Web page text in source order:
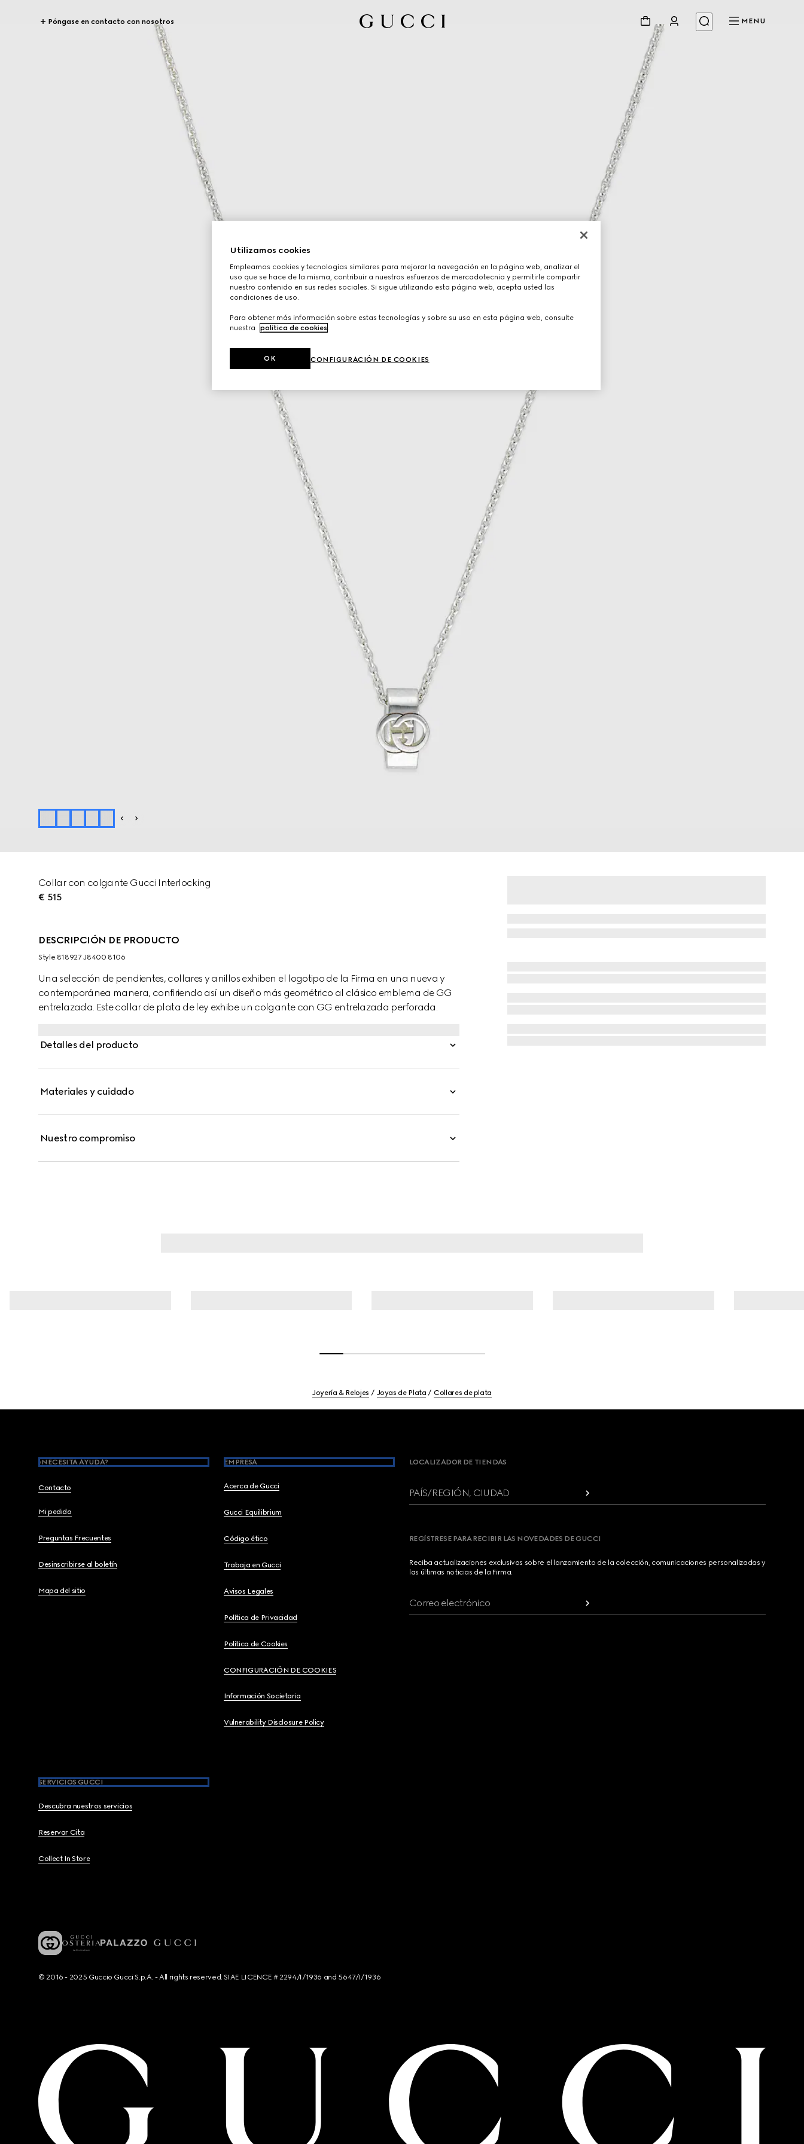
Póngase en contacto con nosotros MENU
Collar con colgante Gucci Interlocking
€ 515
DESCRIPCIÓN DE PRODUCTO
Style ‎818927 J8400 8106
Una selección de pendientes, collares y anillos exhiben el logotipo de la Firma en una nueva y
contemporánea manera, confiriendo así un diseño más geométrico al clásico emblema de GG
entrelazada. Este collar de plata de ley exhibe un colgante con GG entrelazada perforada.
Detalles del producto
Materiales y cuidado
Nuestro compromiso
Joyería & Relojes Joyas de Plata Collares de plata
¿NECESITA AYUDA?
Contacto
Mi pedido
Preguntas Frecuentes
Desinscribirse al boletín
Mapa del sitio
EMPRESA
Acerca de Gucci
Gucci Equilibrium
Código ético
Trabaja en Gucci
Avisos Legales
Política de Privacidad
Política de Cookies
CONFIGURACIÓN DE COOKIES
Información Societaria
Vulnerability Disclosure Policy
SERVICIOS GUCCI
Descubra nuestros servicios
Reservar Cita
Collect In Store
LOCALIZADOR DE TIENDAS
PAÍS/REGIÓN, CIUDAD
REGÍSTRESE PARA RECIBIR LAS NOVEDADES DE GUCCI
Reciba actualizaciones exclusivas sobre el lanzamiento de la colección, comunicaciones personalizadas y
las últimas noticias de la Firma.
Correo electrónico
© 2016 - 2025 Guccio Gucci S.p.A. - All rights reserved. SIAE LICENCE # 2294/I/1936 and 5647/I/1936
Utilizamos cookies
Empleamos cookies y tecnologías similares para mejorar la navegación en la página web, analizar el
uso que se hace de la misma, contribuir a nuestros esfuerzos de mercadotecnia y permitirle compartir
nuestro contenido en sus redes sociales. Si sigue utilizando esta página web, acepta usted las
condiciones de uso.
Para obtener más información sobre estas tecnologías y sobre su uso en esta página web, consulte
nuestra
política de cookies.
CONFIGURACIÓN DE COOKIES
OK